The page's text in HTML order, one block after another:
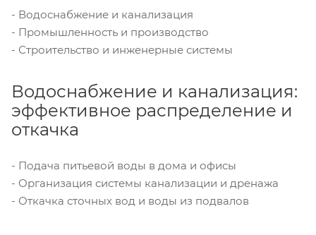
- Водоснабжение и канализация
- Промышленность и производство
- Строительство и инженерные системы
Водоснабжение и канализация:
эффективное распределение и
откачка
- Подача питьевой воды в дома и офисы
- Организация системы канализации и дренажа
- Откачка сточных вод и воды из подвалов